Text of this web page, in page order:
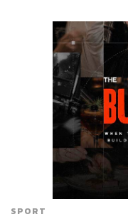
SPORT